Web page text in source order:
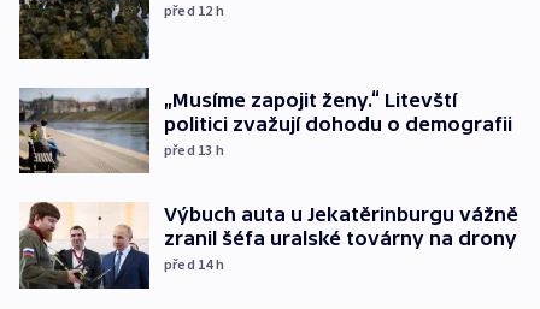
před 12 h
„Musíme zapojit ženy.“ Litevští
politici zvažují dohodu o demografii
před 13 h
Výbuch auta u Jekatěrinburgu vážně
zranil šéfa uralské továrny na drony
před 14h